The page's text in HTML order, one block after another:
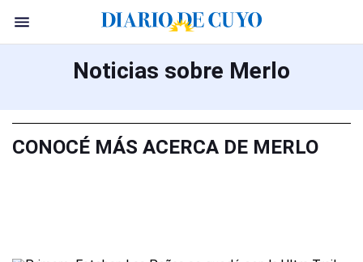
Noticias sobre Merlo
CONOCÉ MÁS ACERCA DE MERLO